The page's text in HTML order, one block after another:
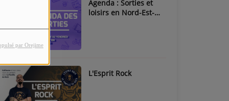
par Orejime
Agenda : Sorties et
loisirs en Nord-Est-
L'Esprit Rock